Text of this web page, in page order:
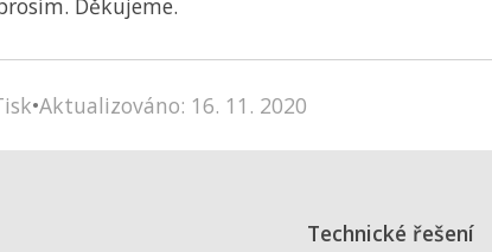
Děkujeme.
•Aktualizováno: 16. 11. 2020
Technické řešení